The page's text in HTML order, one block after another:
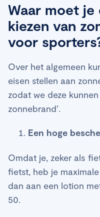
Waar moet
kiezen van
voor
Over het algemeen
eisen stellen aan
zodat we deze
zonnebrand’.
Een hoge
Omdat je, zeker als
fietst, heb je
dan aan een lotion
50.